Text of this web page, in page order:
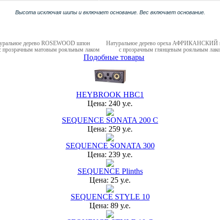
Высота исключая шипы и включает основание. Вес включает основание.
дерево ROSEWOOD шпон Натуральное дерево ореха АФРИКАНСКИЙ
прозрачным матовым рояльным лаком
с прозрачным глянцевым рояльным
Подобные товары
HEYBROOK HBC1
Цена: 240 у.е.
SEQUENCE SONATA 200 C
Цена: 259 у.е.
SEQUENCE SONATA 300
Цена: 239 у.е.
SEQUENCE Plinths
Цена: 25 у.е.
SEQUENCE STYLE 10
Цена: 89 у.е.